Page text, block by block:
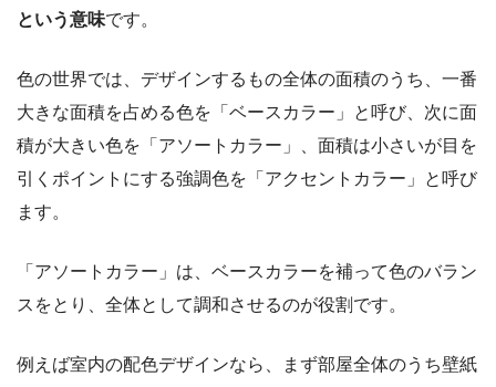
という意味です。
色の世界では、デザインするもの全体の面積のうち、一番
大きな面積を占める色を「ベースカラー」と呼び、次に面
積が大きい色を「アソートカラー」、面積は小さいが目を
引くポイントにする強調色を「アクセントカラー」と呼び
ます。
「アソートカラー」は、ベースカラーを補って色のバラン
スをとり、全体として調和させるのが役割です。
例えば室内の配色デザインなら、まず部屋全体のうち壁紙